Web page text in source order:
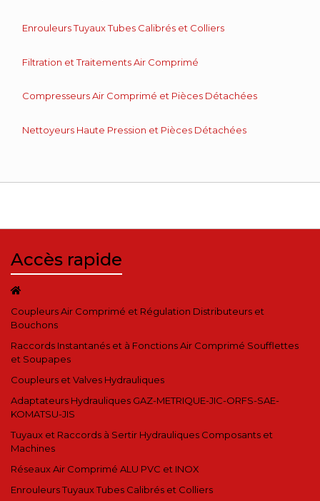
Enrouleurs Tuyaux Tubes Calibrés et Colliers
Filtration et Traitements Air Comprimé
Compresseurs Air Comprimé et Pièces Détachées
Nettoyeurs Haute Pression et Pièces Détachées
Accès rapide
Coupleurs Air Comprimé et Régulation Distributeurs et
Bouchons
Raccords Instantanés et à Fonctions Air Comprimé Soufflettes
et Soupapes
Coupleurs et Valves Hydrauliques
Adaptateurs Hydrauliques GAZ-METRIQUE-JIC-ORFS-SAE-
KOMATSU-JIS
Tuyaux et Raccords à Sertir Hydrauliques Composants et
Machines
Réseaux Air Comprimé ALU PVC et INOX
Enrouleurs Tuyaux Tubes Calibrés et Colliers